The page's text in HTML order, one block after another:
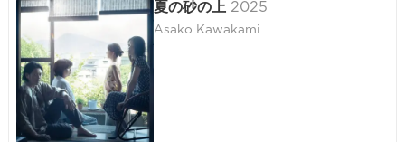
夏の砂の上 2025
Asako Kawakami